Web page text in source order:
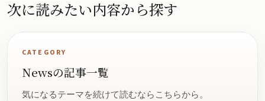
次に読みたい内容から探す
CATEGORY
Newsの記事一覧
気になるテーマを続けて読むならこちらから。